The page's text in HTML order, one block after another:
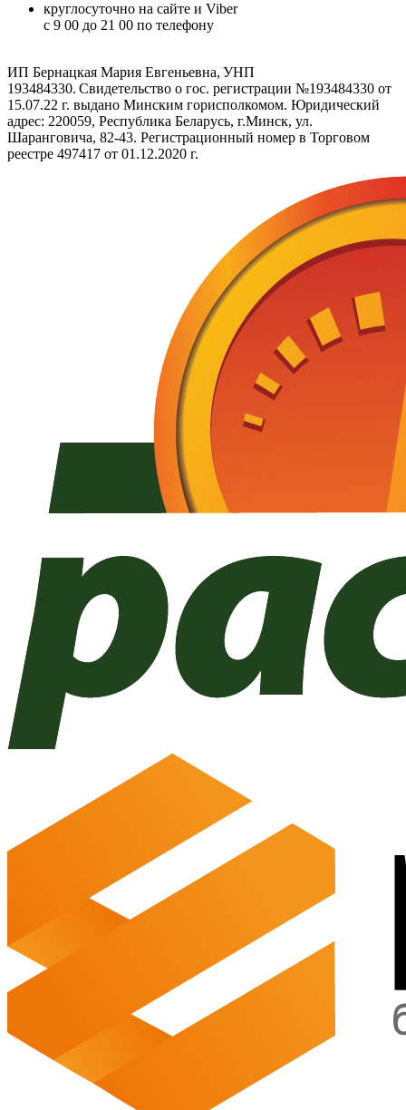
круглосуточно на сайте и Viber
c 9 00 до 21 00 по телефону
ИП Бернацкая Мария Евгеньевна, УНП
193484330. Свидетельство о гос. регистрации №193484330 от
15.07.22 г. выдано Минским горисполкомом. Юридический
адрес: 220059, Республика Беларусь, г.Минск, ул.
Шаранговича, 82-43. Регистрационный номер в Торговом
реестре 497417 от 01.12.2020 г.